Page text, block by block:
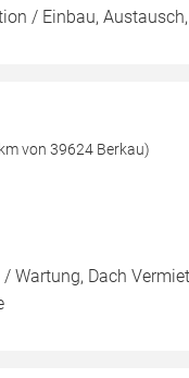
/ Einbau,
von 39624 Berkau)
Wartung, Dach